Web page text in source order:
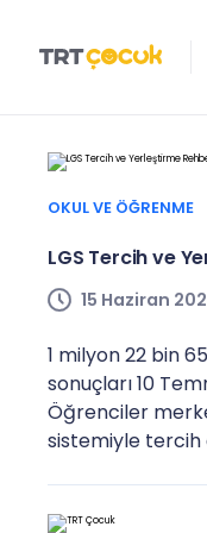
OKUL VE ÖĞRENME
LGS Tercih ve
15 Haziran
1 milyon 22 bin
sonuçları 10
Öğrenciler
sistemiyle